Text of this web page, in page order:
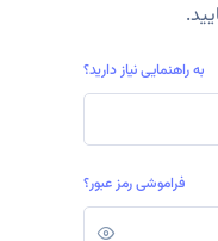
به راهنمایی نیاز دارید؟
فراموشی رمز عبور؟